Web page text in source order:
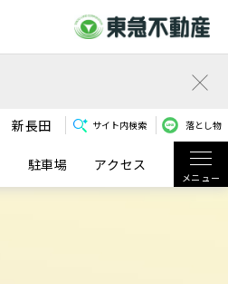
新長田 サイト内検索 落とし物
駐車場 アクセス
メニュー